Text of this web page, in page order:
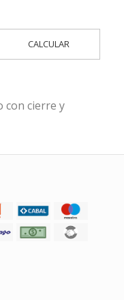
CALCULAR
con cierre y